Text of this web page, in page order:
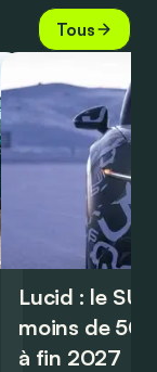
Tous
Lucid : le
moins de
à fin 2027